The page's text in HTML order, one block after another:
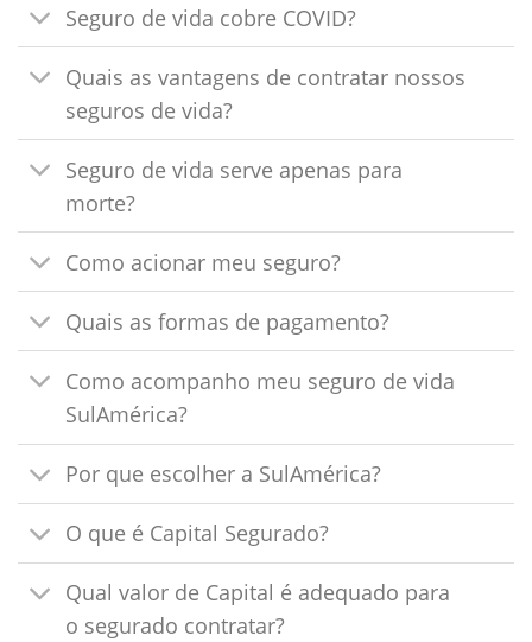
Seguro de vida cobre COVID?
Quais as vantagens de contratar nossos
seguros de vida?
Seguro de vida serve apenas para
morte?
Como acionar meu seguro?
Quais as formas de pagamento?
Como acompanho meu seguro de vida
SulAmérica?
Por que escolher a SulAmérica?
O que é Capital Segurado?
Qual valor de Capital é adequado para
o segurado contratar?